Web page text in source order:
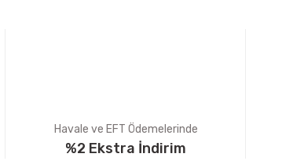
Havale ve EFT Ödemelerinde
%2 Ekstra İndirim